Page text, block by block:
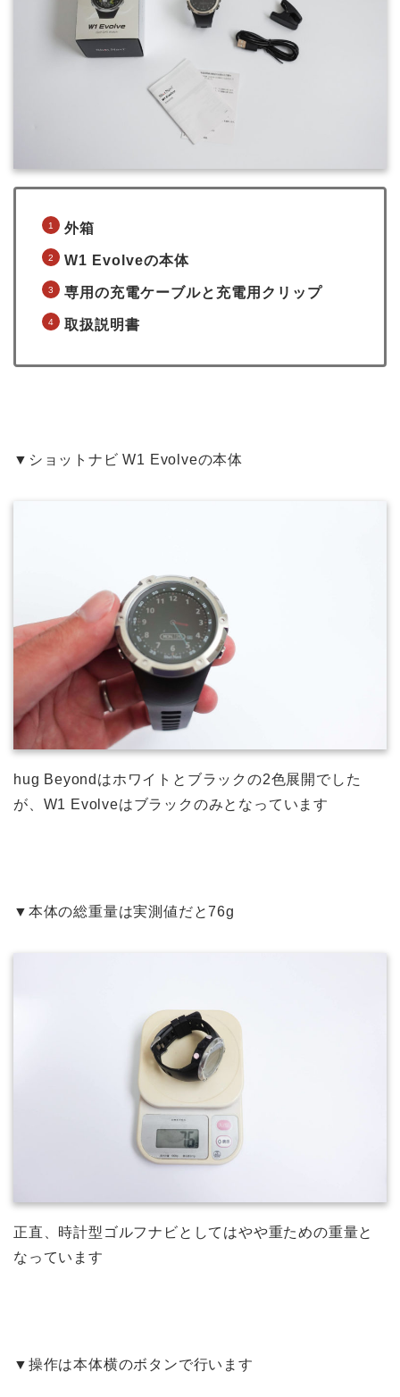
外箱
W1 Evolveの本体
専用の充電ケーブルと充電用クリップ
取扱説明書
▼ショットナビ W1 Evolveの本体
hug Beyondはホワイトとブラックの2色展開でした
が、W1 Evolveはブラックのみとなっています
▼本体の総重量は実測値だと76g
正直、時計型ゴルフナビとしてはやや重ための重量と
なっています
▼操作は本体横のボタンで行います